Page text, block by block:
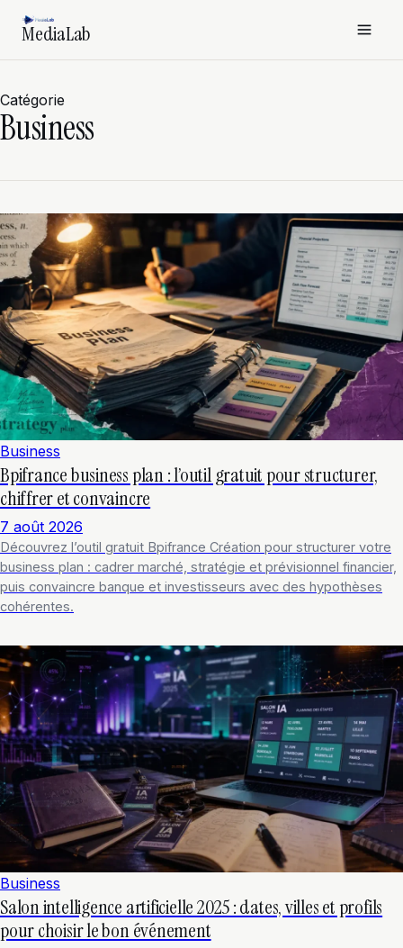
MediaLab
Catégorie
Business
Business
Bpifrance business plan : l’outil gratuit pour structurer,
chiffrer et convaincre
7 août 2026
Découvrez l’outil gratuit Bpifrance Création pour structurer votre
business plan : cadrer marché, stratégie et prévisionnel financier,
puis convaincre banque et investisseurs avec des hypothèses
cohérentes.
Business
Salon intelligence artificielle 2025 : dates, villes et profils
pour choisir le bon événement